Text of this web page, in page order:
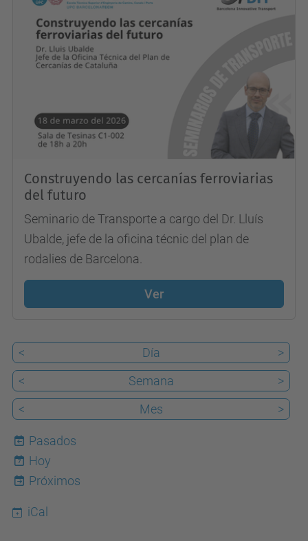
Construyendo las cercanías ferroviarias
del futuro
Seminario de Transporte a cargo del Dr. Lluís
Ubalde, jefe de la oficina técnic del plan de
rodalies de Barcelona.
Ver
< Día
>
<
Semana
>
<
Mes >
Pasados
7
Hoy
Próximos
iCal